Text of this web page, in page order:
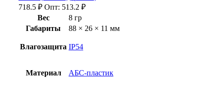
718.5 ₽ Опт: 513.2 ₽
Вес
8 гр
Габариты
88 × 26 × 11 мм
Влагозащита IP54
Материал АБС-пластик